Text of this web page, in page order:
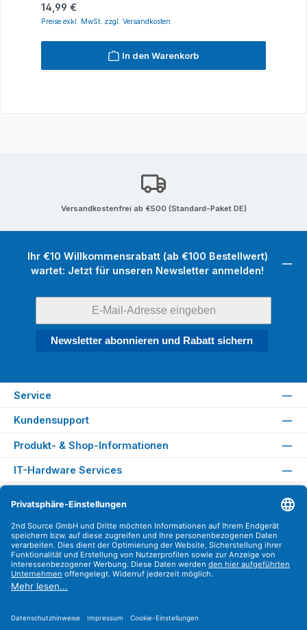
Regulärer Preis:
14,99 €
Preise exkl. MwSt. zzgl. Versandkosten
In den Warenkorb
Versandkostenfrei ab €500 (Standard-Paket DE)
Ihr €10 Willkommensrabatt (ab €100 Bestellwert)
wartet: Jetzt für unseren Newsletter anmelden!
Newsletter abonnieren und Rabatt sichern
Service
Kundensupport
Produkt- & Shop-Informationen
IT-Hardware Services
Versandarten
Zahlungsarten
Sicher Einkaufen
Find us on